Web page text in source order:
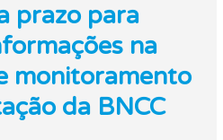
prazo para
na
monitoramento
da BNCC